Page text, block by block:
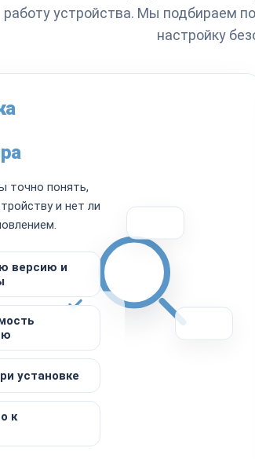
работу устройства. Мы подбираем
настройку
точно понять,
и нет ли
версию и
установке
к